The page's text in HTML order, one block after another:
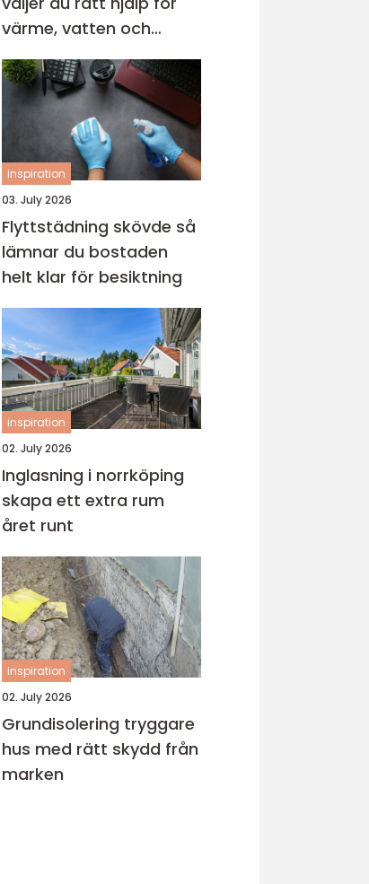
värme, vatten och
avlopp
inspiration
03. July 2026
Flyttstädning skövde så
lämnar du bostaden
helt klar för besiktning
inspiration
02. July 2026
Inglasning i norrköping
skapa ett extra rum
året runt
inspiration
02. July 2026
Grundisolering tryggare
hus med rätt skydd från
marken